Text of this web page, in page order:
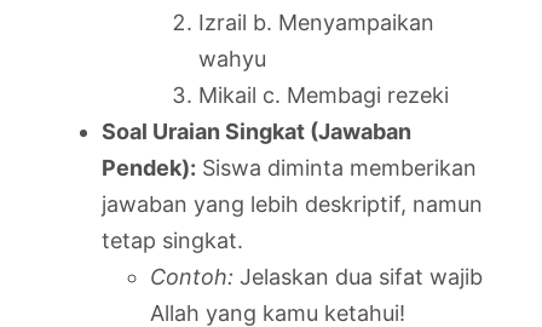
Izrail b. Menyampaikan
wahyu
Mikail c. Membagi rezeki
Soal Uraian Singkat (Jawaban
Pendek): Siswa diminta memberikan
jawaban yang lebih deskriptif, namun
tetap singkat.
Contoh: Jelaskan dua sifat wajib
Allah yang kamu ketahui!